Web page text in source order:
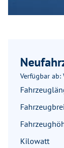
Verfügbar ab:
Kilowatt